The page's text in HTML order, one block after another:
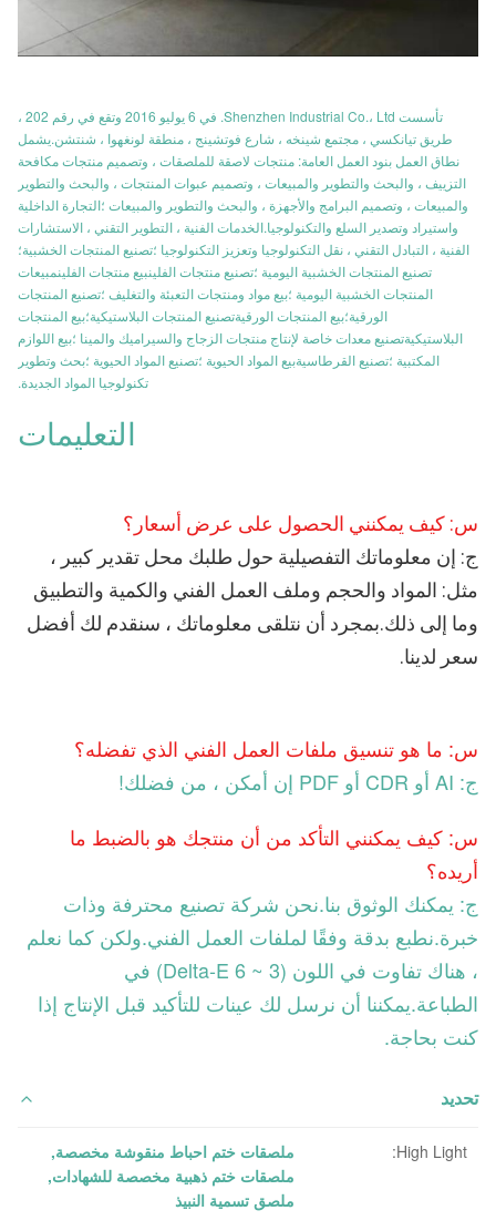
تأسست Shenzhen Industrial Co.، Ltd. في 6 يوليو 2016 وتقع في رقم 202 ،
طريق تيانكسي ، مجتمع شينخه ، شارع فوتشينج ، منطقة لونغهوا ، شنتشن.يشمل
نطاق العمل بنود العمل العامة: منتجات لاصقة للملصقات ، وتصميم منتجات مكافحة
التزييف ، والبحث والتطوير والمبيعات ، وتصميم عبوات المنتجات ، والبحث والتطوير
والمبيعات ، وتصميم البرامج والأجهزة ، والبحث والتطوير والمبيعات ؛التجارة الداخلية
واستيراد وتصدير السلع والتكنولوجيا.الخدمات الفنية ، التطوير التقني ، الاستشارات
الفنية ، التبادل التقني ، نقل التكنولوجيا وتعزيز التكنولوجيا ؛تصنيع المنتجات الخشبية؛
تصنيع المنتجات الخشبية اليومية ؛تصنيع منتجات الفلينبيع منتجات الفلينمبيعات
المنتجات الخشبية اليومية ؛بيع مواد ومنتجات التعبئة والتغليف ؛تصنيع المنتجات
الورقية؛بيع المنتجات الورقيةتصنيع المنتجات البلاستيكية؛بيع المنتجات
البلاستيكيةتصنيع معدات خاصة لإنتاج منتجات الزجاج والسيراميك والمينا ؛بيع اللوازم
المكتبية ؛تصنيع القرطاسيةبيع المواد الحيوية ؛تصنيع المواد الحيوية ؛بحث وتطوير
تكنولوجيا المواد الجديدة.
التعليمات
س: كيف يمكنني الحصول على عرض أسعار؟
سعر لدينا.
س: ما هو تنسيق ملفات العمل الفني الذي تفضله؟
ج: AI أو CDR أو PDF إن أمكن ، من فضلك!
س: كيف يمكنني التأكد من أن منتجك هو بالضبط ما
أريده؟
ج: يمكنك الوثوق بنا.نحن شركة تصنيع محترفة وذات
خبرة.نطبع بدقة وفقًا لملفات العمل الفني.ولكن كما نعلم
، هناك تفاوت في اللون (3 ~ 6 Delta-E) في
الطباعة.يمكننا أن نرسل لك عينات للتأكيد قبل الإنتاج إذا
كنت بحاجة.
تحديد
High Light: ملصقات ختم احباط منقوشة مخصصة,
ملصقات ختم ذهبية مخصصة للشهادات,
ملصق تسمية النبيذ